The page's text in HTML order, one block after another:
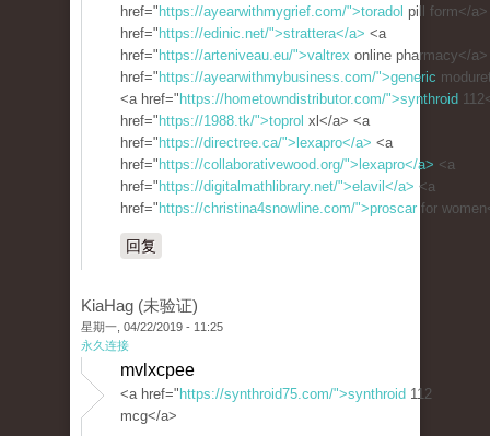
href=" https://ayearwithmygrief.com/">toradol pill form</
href=" https://edinic.net/">strattera</a> <a
href=" https://arteniveau.eu/">valtrex online pharmacy</
href=" https://ayearwithmybusiness.com/">generic
<a href=" https://hometowndistributor.com/">synthroid
href=" https://1988.tk/">toprol xl</a> <a
href=" https://directree.ca/">lexapro</a> <a
href=" https://collaborativewood.org/">lexapro</a> <a
href=" https://digitalmathlibrary.net/">elavil</a> <a
href=" https://christina4snowline.com/">proscar for
回复
KiaHag (未验证)
星期一, 04/22/2019 - 11:25
永久连接
mvlxcpee
<a href=" https://synthroid75.com/">synthroid 112
mcg</a>